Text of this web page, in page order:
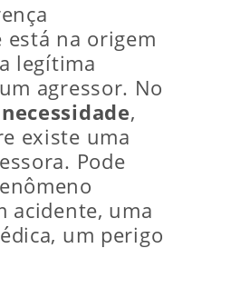
na origem
legítima
agressor. No
,
existe uma
Pode
acidente, uma
um perigo